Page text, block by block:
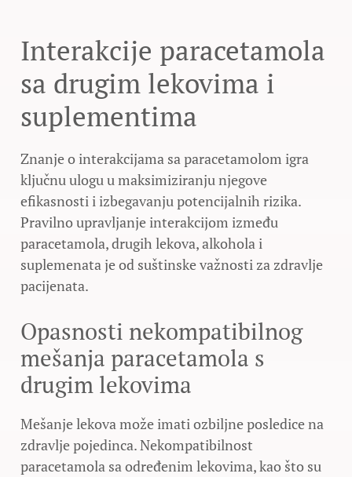
Interakcije paracetamola
sa drugim lekovima i
suplementima
Znanje o interakcijama sa paracetamolom igra
ključnu ulogu u maksimiziranju njegove
efikasnosti i izbegavanju potencijalnih rizika.
Pravilno upravljanje interakcijom između
paracetamola, drugih lekova, alkohola i
suplemenata je od suštinske važnosti za zdravlje
pacijenata.
Opasnosti nekompatibilnog
mešanja paracetamola s
drugim lekovima
Mešanje lekova može imati ozbiljne posledice na
zdravlje pojedinca. Nekompatibilnost
paracetamola sa određenim lekovima, kao što su